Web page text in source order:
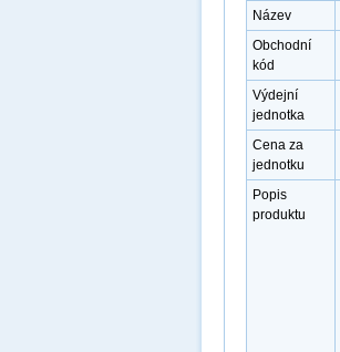
Název
Obchodní
kód
Výdejní
jednotka
Cena za
jednotku
Popis
produktu